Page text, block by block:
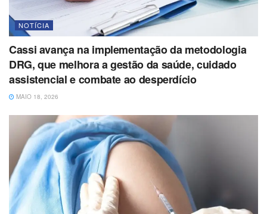
NOTÍCIA
Cassi avança na implementação da metodologia
DRG, que melhora a gestão da saúde, cuidado
assistencial e combate ao desperdício
MAIO 18, 2026